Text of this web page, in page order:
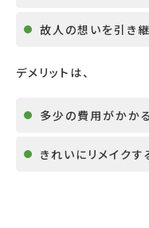
故人の想いを引き
デメリットは、
多少の費用がかかる
きれいにリメイク